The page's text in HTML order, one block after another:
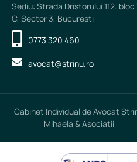
Sediu: Strada Dristorului 112.
C, Sector 3, Bucuresti
0773 320 460
avocat@strinu.ro
Cabinet Individual de Avocat
Mihaela & Asociatii